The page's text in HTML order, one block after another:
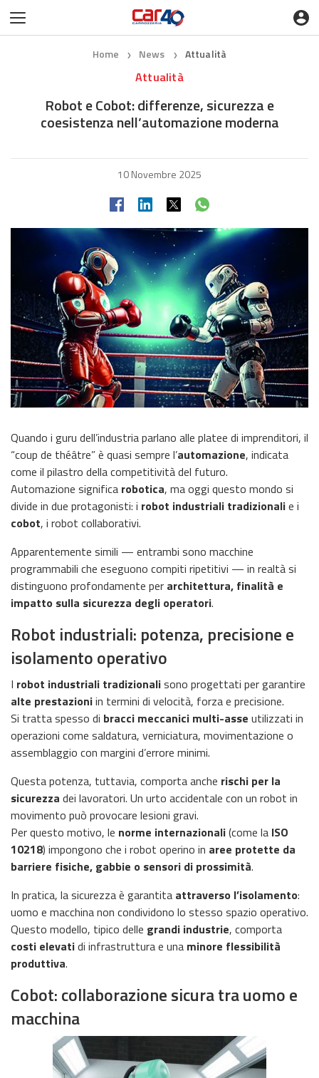
Home ❯ News ❯ Attualità
Attualità
Robot e Cobot: differenze, sicurezza e
coesistenza nell’automazione moderna
10 Novembre 2025
Quando i guru dell’industria parlano alle platee di imprenditori, il
“coup de théâtre” è quasi sempre l’automazione, indicata
come il pilastro della competitività del futuro.
Automazione significa robotica, ma oggi questo mondo si
divide in due protagonisti: i robot industriali tradizionalie i
cobot, i robot collaborativi.
Apparentemente simili — entrambi sono macchine
programmabili che eseguono compiti ripetitivi — in realtà si
distinguono profondamente per architettura, finalità e
impatto sulla sicurezza degli operatori.
Robot industriali: potenza, precisione e
isolamento operativo
I robot industriali tradizionalisono progettati per garantire
alte prestazioniin termini di velocità, forza e precisione.
Si tratta spesso di bracci meccanici multi-asse utilizzati in
operazioni come saldatura, verniciatura, movimentazione o
assemblaggio con margini d’errore minimi.
Questa potenza, tuttavia, comporta anche rischi per la
sicurezza dei lavoratori. Un urto accidentale con un robot in
movimento può provocare lesioni gravi.
Per questo motivo, le norme internazionali(come la ISO
10218) impongono che i robot operino in aree protette da
barriere fisiche, gabbie o sensori di prossimità.
In pratica, la sicurezza è garantita attraverso l’isolamento:
uomo e macchina non condividono lo stesso spazio operativo.
Questo modello, tipico delle grandi industrie, comporta
costi elevatidi infrastruttura e una minore flessibilità
produttiva.
Cobot: collaborazione sicura tra uomo e
macchina